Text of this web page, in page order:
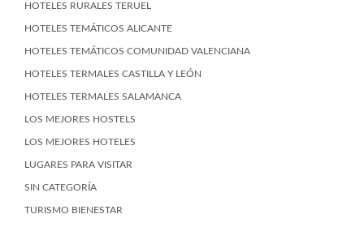
HOTELES RURALES TERUEL
HOTELES TEMÁTICOS ALICANTE
HOTELES TEMÁTICOS COMUNIDAD VALENCIANA
HOTELES TERMALES CASTILLA Y LEÓN
HOTELES TERMALES SALAMANCA
LOS MEJORES HOSTELS
LOS MEJORES HOTELES
LUGARES PARA VISITAR
SIN CATEGORÍA
TURISMO BIENESTAR